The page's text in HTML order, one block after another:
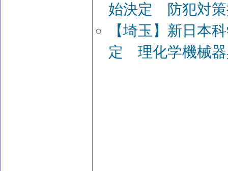
始決定 防犯対策
【埼玉】新日本
定 理化学機械器